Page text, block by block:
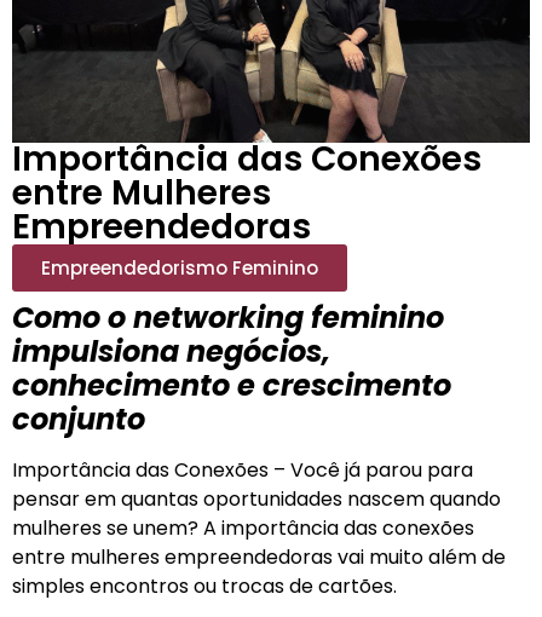
Importância das Conexões
entre Mulheres
Empreendedoras
Empreendedorismo Feminino
Como o networking feminino
impulsiona negócios,
conhecimento ecrescimento
conjunto
Importância das Conexões – Você já parou para
pensar em quantas oportunidades nascem quando
mulheres se unem? A importância das conexões
entre mulheres empreendedoras vai muito além de
simples encontros ou trocas de cartões.